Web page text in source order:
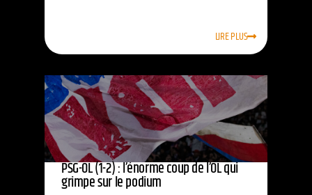
LIRE PLUS
PSG-OL (1-2) : l’énorme coup de l’OL qui
grimpe sur le podium